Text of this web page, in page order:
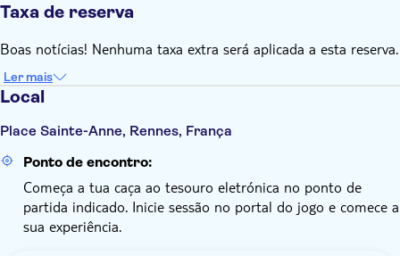
Taxa de reserva
Boas notícias! Nenhuma taxa extra será aplicada a esta reserva.
Ler mais
Local
Place Sainte-Anne, Rennes, França
Ponto de encontro:
Começa a tua caça ao tesouro eletrónica no ponto de
partida indicado. Inicie sessão no portal do jogo e comece a
sua experiência.